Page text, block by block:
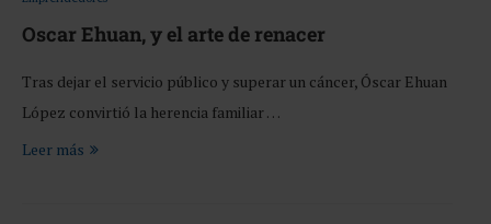
Oscar Ehuan, y el arte de renacer
Tras dejar el servicio público y superar un cáncer, Óscar Ehuan
López convirtió la herencia familiar …
Leer más